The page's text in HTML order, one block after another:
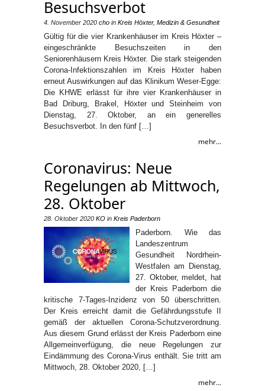
Besuchsverbot
4. November 2020 cho in Kreis Höxter, Medizin & Gesundheit
Gültig für die vier Krankenhäuser im Kreis Höxter –
eingeschränkte Besuchszeiten in den
Seniorenhäusern Kreis Höxter. Die stark steigenden
Corona-Infektionszahlen im Kreis Höxter haben
erneut Auswirkungen auf das Klinikum Weser-Egge:
Die KHWE erlässt für ihre vier Krankenhäuser in
Bad Driburg, Brakel, Höxter und Steinheim von
Dienstag, 27. Oktober, an ein generelles
Besuchsverbot. In den fünf […]
mehr...
Coronavirus: Neue
Regelungen ab Mittwoch,
28. Oktober
28. Oktober 2020 KO in Kreis Paderborn
Paderborn. Wie das
Landeszentrum
Gesundheit Nordrhein-
Westfalen am Dienstag,
27. Oktober, meldet, hat
der Kreis Paderborn die
kritische 7-Tages-Inzidenz von 50 überschritten.
Der Kreis erreicht damit die Gefährdungsstufe II
gemäß der aktuellen Corona-Schutzverordnung.
Aus diesem Grund erlässt der Kreis Paderborn eine
Allgemeinverfügung, die neue Regelungen zur
Eindämmung des Corona-Virus enthält. Sie tritt am
Mittwoch, 28. Oktober 2020, […]
mehr...